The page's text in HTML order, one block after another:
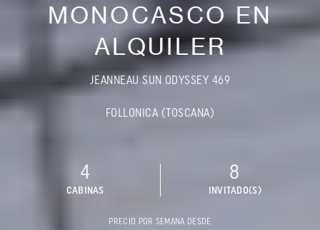
MONOCASCO EN
ALQUILER
JEANNEAU SUN ODYSSEY 469
FOLLONICA (TOSCANA)
4
CABINAS
8
INVITADO(S)
PRECIO POR SEMANA DESDE